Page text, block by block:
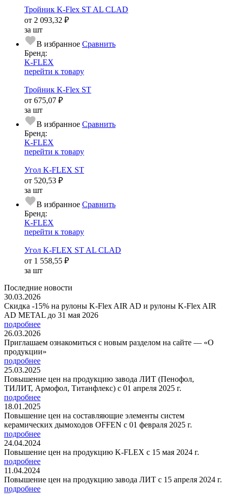
Тройник K-Flex ST AL CLAD
от 2 093,32 ₽
за шт
В избранное Сравнить
Бренд:
K-FLEX
перейти к товару
Тройник K-Flex ST
от 675,07 ₽
за шт
В избранное Сравнить
Бренд:
K-FLEX
перейти к товару
Угол K-FLEX ST
от 520,53 ₽
за шт
В избранное Сравнить
Бренд:
K-FLEX
перейти к товару
Угол K-FLEX ST AL CLAD
от 1 558,55 ₽
за шт
Последние новости
30.03.2026
Скидка -15% на рулоны K-Flex AIR AD и рулоны K-Flex AIR
AD METAL до 31 мая 2026
подробнее
26.03.2026
Приглашаем ознакомиться с новым разделом на сайте — «О
продукции»
подробнее
25.03.2025
Повышение цен на продукцию завода ЛИТ (Пенофол,
ТИЛИТ, Армофол, Титанфлекс) с 01 апреля 2025 г.
подробнее
18.01.2025
Повышение цен на составляющие элементы систем
керамических дымоходов OFFEN с 01 февраля 2025 г.
подробнее
24.04.2024
Повышение цен на продукцию K-FLEX с 15 мая 2024 г.
подробнее
11.04.2024
Повышение цен на продукцию завода ЛИТ с 15 апреля 2024 г.
подробнее